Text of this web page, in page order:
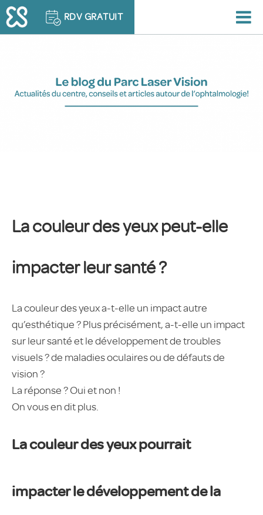
RDV GRATUIT
La couleur des yeux peut-elle
impacter leur santé ?
La couleur des yeux a-t-elle un impact autre
qu’esthétique ? Plus précisément, a-t-elle un impact
sur leur santé et le développement de troubles
visuels ? de maladies oculaires ou de défauts de
vision ?
La réponse ? Oui et non !
On vous en dit plus.
La couleur des yeux pourrait
impacter le développement de la